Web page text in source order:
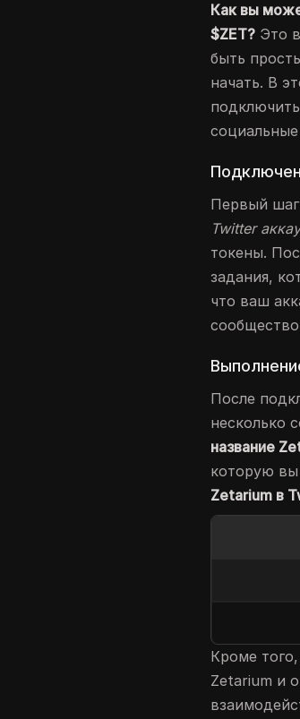
Как вы
$ZET? Это
быть
начать. В
Первый
Twitter
токены.
задания,
что ваш
После
несколько
название
которую
Zetarium в
Кроме
Zetarium и